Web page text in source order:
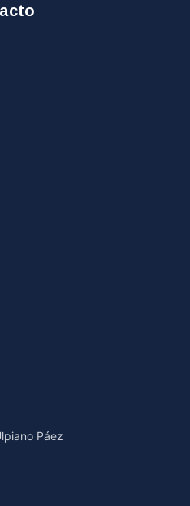
Páez